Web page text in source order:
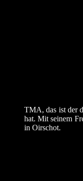
TMA, das ist der
hat. Mit seinem
in Oirschot.